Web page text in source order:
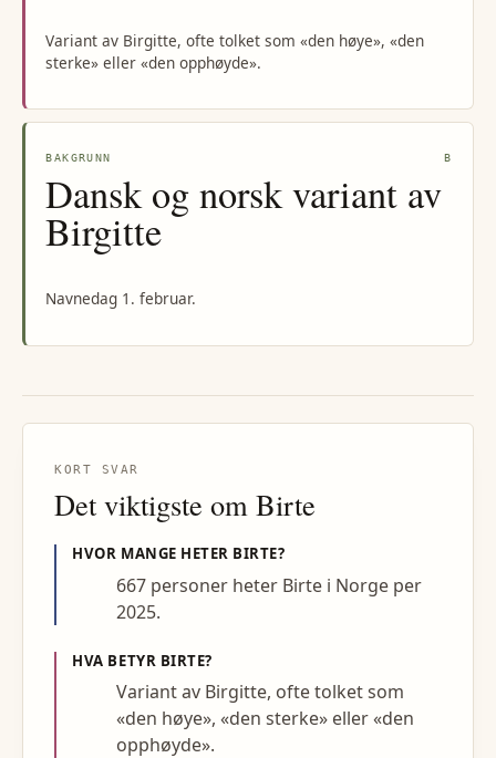
Variant av Birgitte, ofte tolket som «den høye», «den
sterke» eller «den opphøyde».
BAKGRUNN B
Dansk og norsk variant av
Birgitte
Navnedag 1. februar.
KORT SVAR
Det viktigste om Birte
HVOR MANGE HETER BIRTE?
667 personer heter Birte i Norge per
2025.
HVA BETYR BIRTE?
Variant av Birgitte, ofte tolket som
«den høye», «den sterke» eller «den
opphøyde».